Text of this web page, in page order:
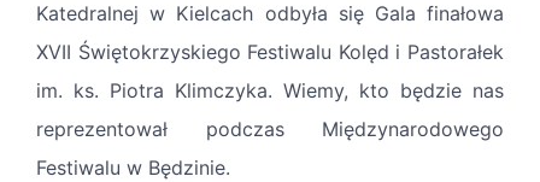
Katedralnej w Kielcach odbyła się Gala finałowa
XVII Świętokrzyskiego Festiwalu Kolęd i Pastorałek
im. ks. Piotra Klimczyka. Wiemy, kto będzie nas
reprezentował podczas Międzynarodowego
Festiwalu w Będzinie.